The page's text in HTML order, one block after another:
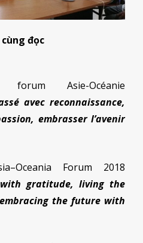
đọc
Asie-Océanie
avec reconnaissance,
embrasser l’avenir
Forum 2018
gratitude, living the
embracing the future with